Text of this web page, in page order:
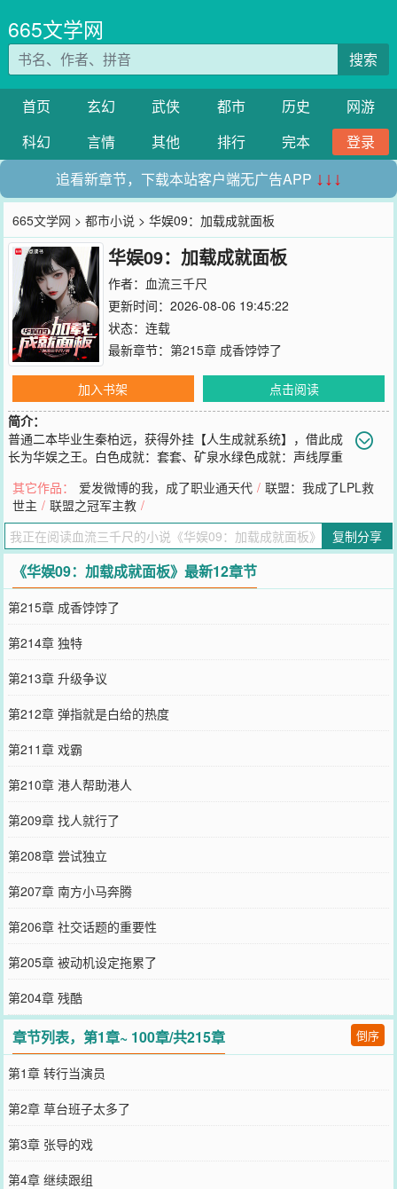
665文学网
搜索
首页 玄幻 武侠 都市 历史
网游
科幻
言情 其他 排行 完本
登录
追看新章节，下载本站客户端无广告APP ↓↓↓
665文学网 >都市小说 > 华娱09：加载成就面板
华娱09：加载成就面板
作者： 血流三千尺
更新时间：2026-08-06 19:45:22
状态：连载
最新章节： 第215章 成香饽饽了
加入书架
点击阅读
简介：
普通二本毕业生秦柏远，获得外挂【人生成就系统】，借此成
长为华娱之王。白色成就：套套、矿泉水绿色成就：声线厚重
您要是觉得《华娱09：加载成就面板》还不错的话请不要忘记向您
QQ群和微博微信里的朋友推荐哦！
其它作品： 爱发微博的我，成了职业通天代 / 联盟：我成了LPL救
世主 / 联盟之冠军主教 /
复制分享
《华娱09：加载成就面板》最新12章节
第215章 成香饽饽了
第214章 独特
第213章 升级争议
第212章 弹指就是白给的热度
第211章 戏霸
第210章 港人帮助港人
第209章 找人就行了
第208章 尝试独立
第207章 南方小马奔腾
第206章 社交话题的重要性
第205章 被动机设定拖累了
第204章 残酷
章节列表，第1章~ 100章/共215章 倒序
第1章 转行当演员
第2章 草台班子太多了
第3章 张导的戏
第4章 继续跟组